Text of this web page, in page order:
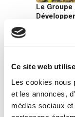
Ce site web
Les cookies nous
et les annonces,
médias sociaux
Le Groupe